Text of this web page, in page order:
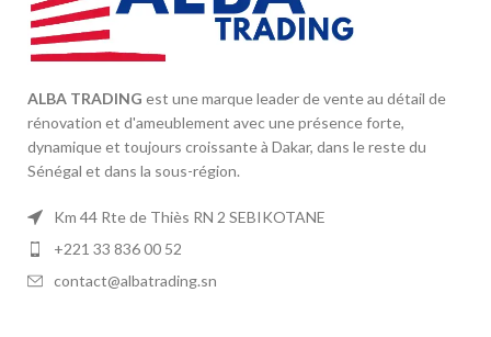
ALBA TRADING est une marque leader de vente au détail de
rénovation et d'ameublement avec une présence forte,
dynamique et toujours croissante à Dakar, dans le reste du
Sénégal et dans la sous-région.
Km 44 Rte de Thiès RN 2 SEBIKOTANE
+221 33 836 00 52
contact@albatrading.sn